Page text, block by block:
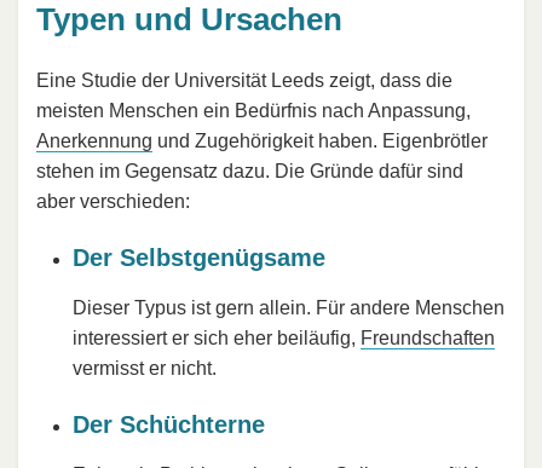
Typen und Ursachen
Eine Studie der Universität Leeds zeigt, dass die
meisten Menschen ein Bedürfnis nach Anpassung,
Anerkennung und Zugehörigkeit haben. Eigenbrötler
stehen im Gegensatz dazu. Die Gründe dafür sind
aber verschieden:
Der Selbstgenügsame
Dieser Typus ist gern allein. Für andere Menschen
interessiert er sich eher beiläufig, Freundschaften
vermisst er nicht.
Der Schüchterne